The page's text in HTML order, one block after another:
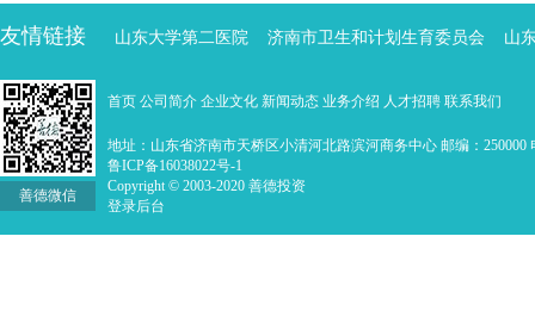
友情链接 山东大学第二医院 济南市卫生和计划生育委员会 山
善德微信
首页 公司简介 企业文化 新闻动态 业务介绍 人才招聘 联系我们
地址：山东省济南市天桥区小清河北路滨河商务中心 邮编：250000
鲁ICP备16038022号-1
Copyright © 2003-2020 善德投资
登录后台